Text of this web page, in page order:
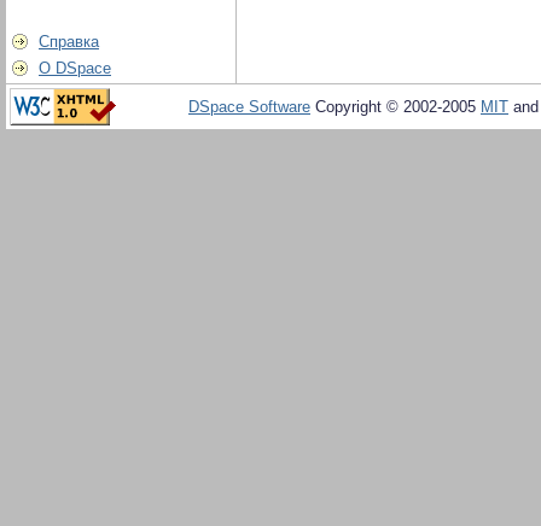
Справка
О DSpace
DSpace Software Copyright © 2002-2005 MIT